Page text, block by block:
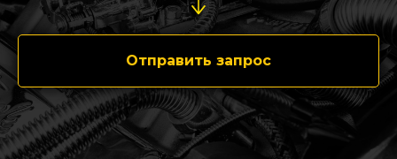
Отправить запрос